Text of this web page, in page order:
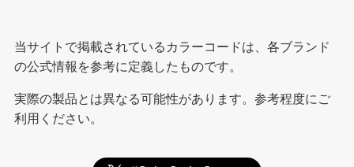
当サイトで掲載されているカラーコードは、各ブランド
の公式情報を参考に定義したものです。
実際の製品とは異なる可能性があります。参考程度にご
利用ください。